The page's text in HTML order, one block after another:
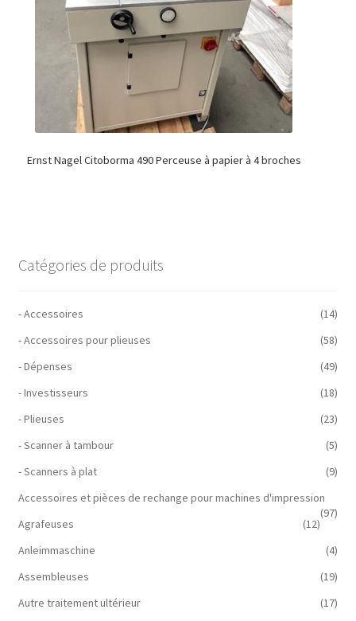
Ernst Nagel Citoborma 490 Perceuse à papier à 4 broches
Catégories de produits
- Accessoires
(14)
- Accessoires pour plieuses
(58)
- Dépenses
(49)
- Investisseurs
(18)
- Plieuses
(23)
- Scanner à tambour
(5)
- Scanners à plat
(9)
Accessoires et pièces de rechange pour machines d'impression
(97)
Agrafeuses
(12)
Anleimmaschine
(4)
Assembleuses
(19)
Autre traitement ultérieur
(17)